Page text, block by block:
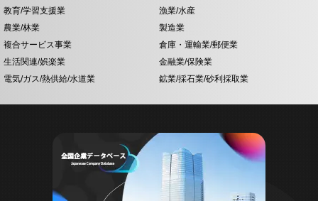
教育/学習支援業
漁業/水産
農業/林業
製造業
複合サービス事業
倉庫・運輸業/郵便業
生活関連/娯楽業
金融業/保険業
電気/ガス/熱供給/水道業
鉱業/採石業/砂利採取業